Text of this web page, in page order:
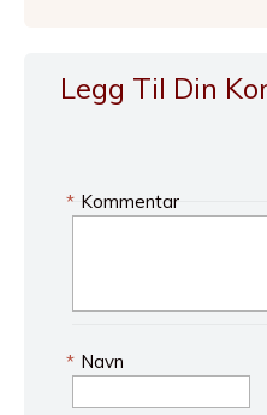
Legg Til Din
Kommentar
*
Navn
*